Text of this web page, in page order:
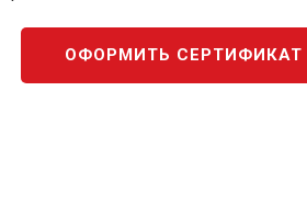
ОФОРМИТЬ СЕРТИФИКАТ